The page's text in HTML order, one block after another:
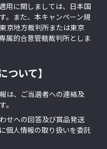
用に関しましては、日本国
。また、本キャンペーン規
京地方裁判所または東京
属的合意管轄裁判所としま
ついて】
は、ご当選者への連絡及
。
せへの回答及び賞品発送
個人情報の取り扱いを委託